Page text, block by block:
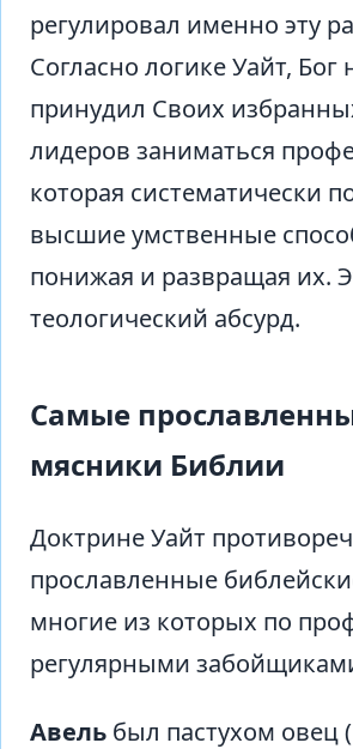
регулировал именно эту
Согласно логике Уайт,
принудил Своих
лидеров заниматься
которая систематически
высшие умственные
понижая и развращая их.
теологический абсурд.
Самые
мясники Библии
Доктрине Уайт
прославленные
многие из которых по
регулярными
Авель был пастухом овец